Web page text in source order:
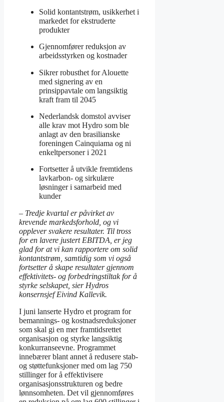
Solid kontantstrøm, usikkerhet i
markedet for ekstruderte
produkter
Gjennomfører reduksjon av
arbeidsstyrken og kostnader
Sikrer robusthet for Alouette
med signering av en
prinsippavtale om langsiktig
kraft fram til 2045
Nederlandsk domstol avviser
alle krav mot Hydro som ble
anlagt av den brasilianske
foreningen Cainquiama og ni
enkeltpersoner i 2021
Fortsetter å utvikle fremtidens
lavkarbon- og sirkulære
løsninger i samarbeid med
kunder
– Tredje kvartal er påvirket av
krevende markedsforhold, og vi
opplever svakere resultater. Til tross
for en lavere justert EBITDA, er jeg
glad for at vi kan rapportere om solid
kontantstrøm, samtidig som vi også
fortsetter å skape resultater gjennom
effektivitets- og forbedringstiltak for å
styrke selskapet, sier Hydros
konsernsjef Eivind Kallevik.
I juni lanserte Hydro et program for
bemannings- og kostnadsreduksjoner
som skal gi en mer framtidsrettet
organisasjon og styrke langsiktig
konkurranseevne. Programmet
innebærer blant annet å redusere stab-
og støttefunksjoner med om lag 750
stillinger for å effektivisere
organisasjonsstrukturen og bedre
lønnsomheten. Det vil gjennomføres